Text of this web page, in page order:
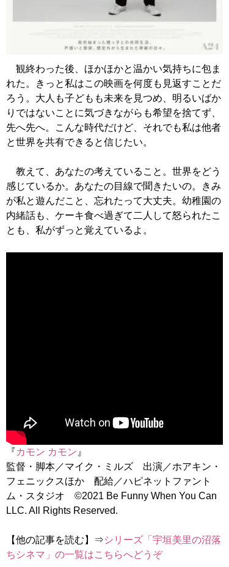
観終わった後、ほかほかと温かい気持ちに包ま
れた。きっと私はこの映画を何度も見返すことだ
ろう。大人も子どもも未来を見つめ、明るいばか
りではないことに気づきながらも希望を捨てず、
先へ先へ。こんな時代だけど、それでも私は他者
と世界を共有できると信じたい。
教えて、あなたの考えていること。世界をどう
感じているか。あなたの目線で聞きたいの。きみ
が私と遊んだこと、忘れたって大丈夫。幼稚園の
内緒話も、ケーキ食べ過ぎて二人して怒られたこ
とも、私がずっと覚えているよ。
『カモン カモン 』
監督・脚本／マイク・ミルズ 出演／ホアキン・
フェニックスほか 配給／ハピネットファント
ム・スタジオ ©2021 Be Funny When You Can
LLC. All Rights Reserved.
【他の記事を読む】⇒シリーズ「宇垣美里の沼落
ちシネマ」の一覧はこちらへどうぞ